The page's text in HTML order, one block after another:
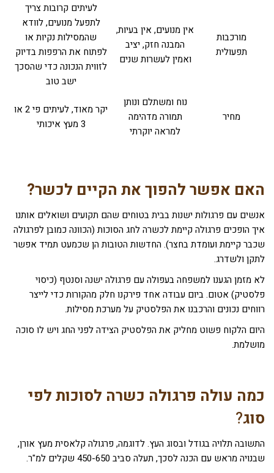
מורכבות
תפעולית
אין מנועים, אין בעיות,
המבנה חזק, יציב
ואמין לעשרות שנים
לעיתים קרובות צריך
לתפעל מנועים, לוודא
שהמסילות נקיות או
לפתוח את הרפפות בדיוק
לזווית הנכונה כדי שהסכך
ישב טוב
מחיר
נוח ומשתלם ונותן
תמורה מדהימה
למראה יוקרתי
יקר מאוד, לעיתים פי 2 או
3 מעץ איכותי
האם אפשר להפוך את הקיים לכשר?
אנשים עם פרגולות ישנות בבית בטוחים שהם תקועים ושואלים אותנו
איך הופכים פרגולה קיימת לכשרה לחג הסוכות (הכוונה כמובן לפרגולה
שכבר קיימת ועומדת בחצר). החדשות הטובות הן שכמעט תמיד אפשר
לתקן ולשדרג.
לא מזמן הגענו למשפחה בעפולה עם פרגולה ישנה וסנטף (כיסוי
פלסטיק) אטום. ביום עבודה אחד פירקנו חלק מהקורות כדי לייצר
רווחים נכונים והרכבנו את הפלסטיק על מערכת מסילות.
היום הלקוח פשוט מחליק את הפלסטיק הצידה לפני החג ויש לו סוכה
מושלמת.
כמה עולה פרגולה כשרה לסוכות לפי
סוג?
התשובה תלויה בגודל ובסוג העץ. לדוגמה, פרגולה קלאסית מעץ אורן,
שבנויה מראש עם הכנה לסכך, תעלה סביב 450-650 שקלים למ"ר.